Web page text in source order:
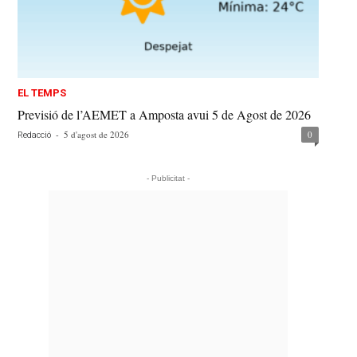
EL TEMPS
Previsió de l’AEMET a Amposta avui 5 de Agost de 2026
Redacció - 5 d'agost de 2026 0
- Publicitat -